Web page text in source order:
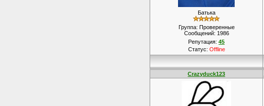
Батька
Группа: Проверенные
Сообщений: 1986
Репутация:45
Статус: Offline
Crazyduck123